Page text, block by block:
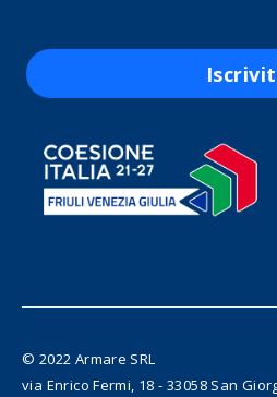
© 2022 Armare SRL
via Enrico Fermi, 18 - 33058 San